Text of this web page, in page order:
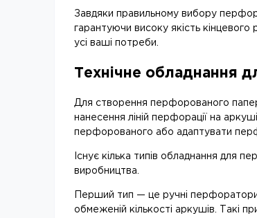
Завдяки правильному вибору
гарантуючи високу якість
усі ваші потреби.
Технічне обладнання
Для створення перфорованого
нанесення ліній перфорації на
перфорованого або адаптувати
Існує кілька типів обладнання для
виробництва.
Перший тип — це ручні
обмеженій кількості аркушів. Такі